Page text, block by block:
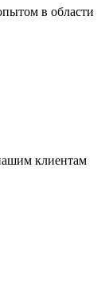
в области
клиентам